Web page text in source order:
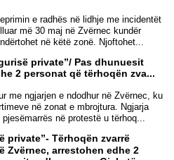
e radhës në lidhje me incidentët
më 30 maj në Zvërnec kundër
në këtë zonë. Njoftohet...
private”/ Pas dhunuesit
2 personat që tërhoqën zva...
me ngjarjen e ndodhur në Zvërnec, ku
në zonat e mbrojtura. Ngjarja
në protestë u tërhoq...
private”- Tërhoqën zvarrë
Zvërnec, arrestohen edhe 2